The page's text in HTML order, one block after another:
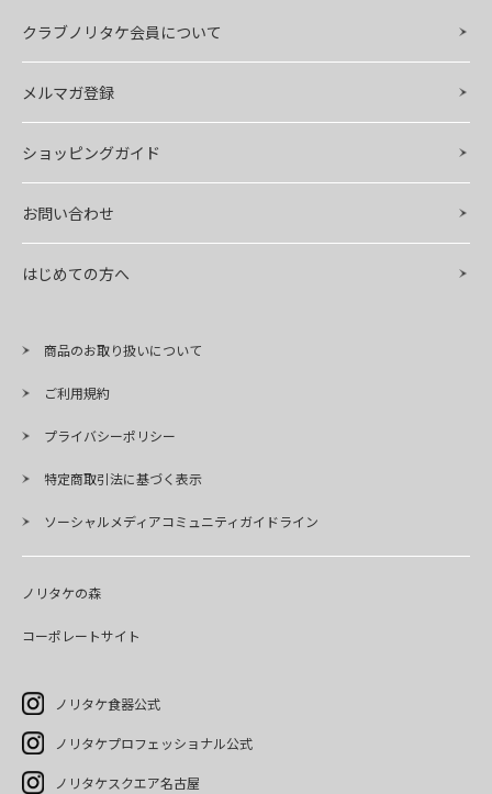
クラブノリタケ会員について
メルマガ登録
ショッピングガイド
お問い合わせ
はじめての方へ
商品のお取り扱いについて
ご利用規約
プライバシーポリシー
特定商取引法に基づく表示
ソーシャルメディアコミュニティガイドライン
ノリタケの森
コーポレートサイト
ノリタケ食器公式
ノリタケプロフェッショナル公式
ノリタケスクエア名古屋